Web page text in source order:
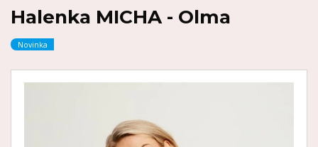
Halenka MICHA - Olma
Novinka